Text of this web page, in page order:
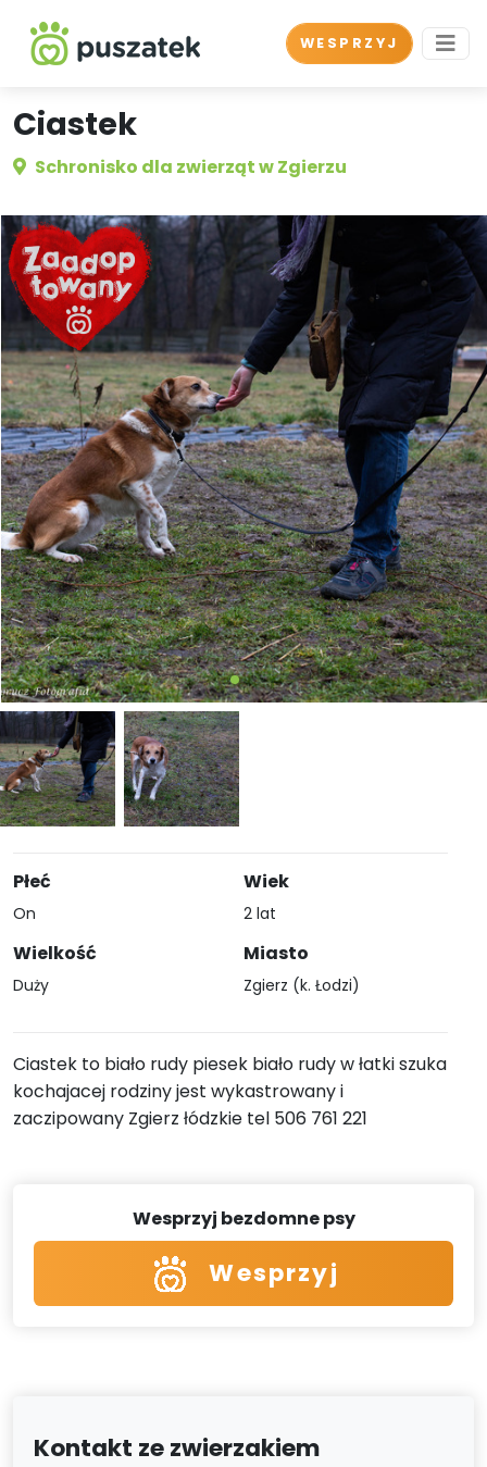
WESPRZYJ
Ciastek
Schronisko dla zwierząt w Zgierzu
Płeć
On
Wielkość
Duży
Wiek
2 lat
Miasto
Zgierz (k. Łodzi)
Ciastek to biało rudy piesek biało rudy w łatki szuka
kochajacej rodziny jest wykastrowany i
zaczipowany Zgierz łódzkie tel 506 761 221
Wesprzyj bezdomne psy
Wesprzyj
Kontakt ze zwierzakiem